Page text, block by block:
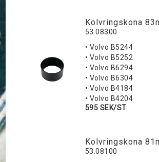
Kolvringskona
53.08300
• Volvo B5244
• Volvo B5252
• Volvo B6294
• Volvo B6304
• Volvo B4184
• Volvo B4204
595 SEK/ST
Kolvringskona
53.08100